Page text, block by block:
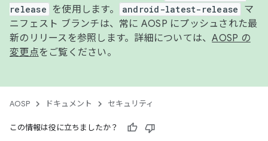
release
を使用します。 android-latest-release
マ
ニフェスト ブランチは、常に AOSP にプッシュされた最
新のリリースを参照します。詳細については、AOSP の
変更点をご覧ください。
AOSP ドキュメント セキュリティ
この情報は役に立ちましたか？